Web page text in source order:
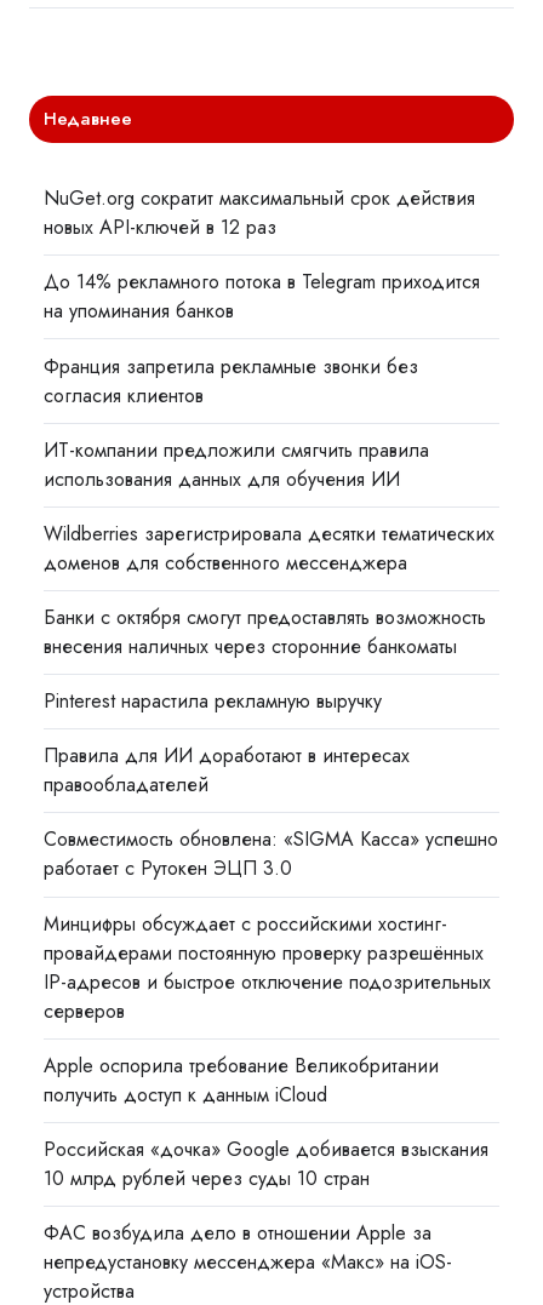
Недавнее
NuGet.org сократит максимальный срок действия
новых API-ключей в 12 раз
До 14% рекламного потока в Telegram приходится
на упоминания банков
Франция запретила рекламные звонки без
согласия клиентов
ИТ-компании предложили смягчить правила
использования данных для обучения ИИ
Wildberries зарегистрировала десятки тематических
доменов для собственного мессенджера
Банки с октября смогут предоставлять возможность
внесения наличных через сторонние банкоматы
Pinterest нарастила рекламную выручку
Правила для ИИ доработают в интересах
правообладателей
Совместимость обновлена: «SIGMA Касса» успешно
работает с Рутокен ЭЦП 3.0
Минцифры обсуждает с российскими хостинг-
провайдерами постоянную проверку разрешённых
IP-адресов и быстрое отключение подозрительных
серверов
Apple оспорила требование Великобритании
получить доступ к данным iCloud
Российская «дочка» Google добивается взыскания
10 млрд рублей через суды 10 стран
ФАС возбудила дело в отношении Apple за
непредустановку мессенджера «Макс» на iOS-
устройства